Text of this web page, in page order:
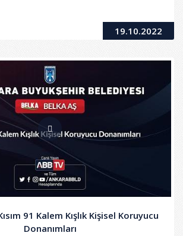
19.10.2022
91 Kalem Kışlık Kişisel Koruyucu
Donanımları